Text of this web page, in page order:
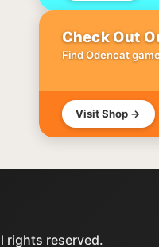
Check Out
Find Odencat
Visit Shop →
rights reserved.